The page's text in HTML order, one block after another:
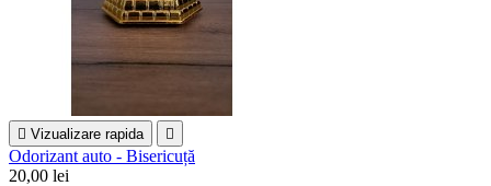
 Vizualizare rapida 
Odorizant auto - Bisericuță
20,00 lei